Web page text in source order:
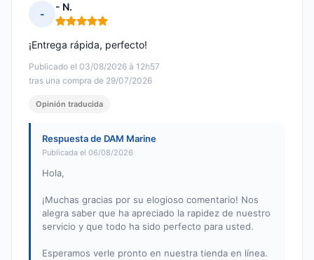
-
- N.
Nota: 5 de 5
Publicado el 03/08/2026 à 12h57
tras una compra de 29/07/2026
¡Entrega rápida, perfecto!
Opinión traducida
Respuesta de DAM Marine
Publicada el 06/08/2026
Hola,
¡Muchas gracias por su elogioso comentario! Nos
alegra saber que ha apreciado la rapidez de nuestro
servicio y que todo ha sido perfecto para usted.
Esperamos verle pronto en nuestra tienda en línea.